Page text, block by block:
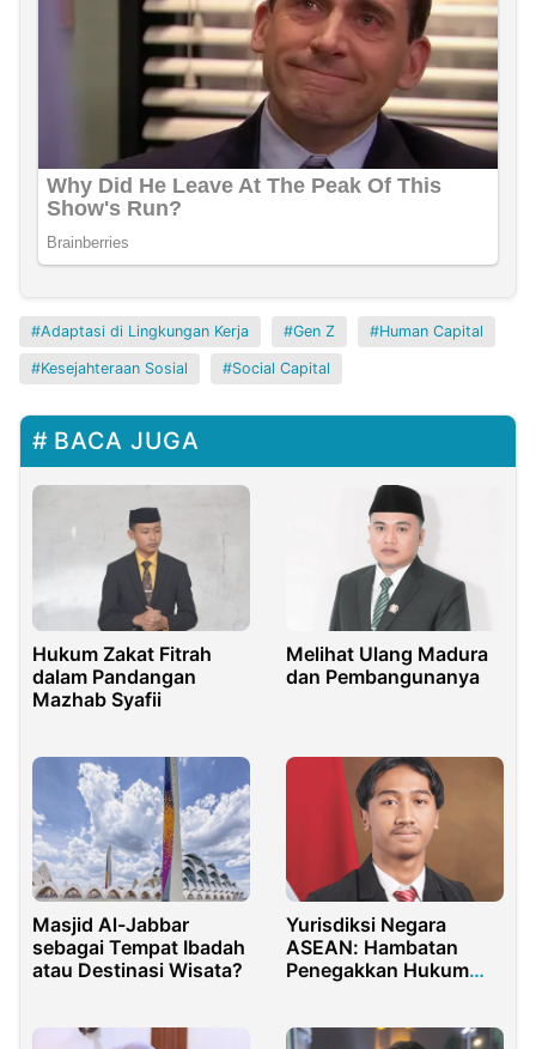
Adaptasi di Lingkungan Kerja Gen Z Human Capital
Kesejahteraan Sosial Social Capital
BACA JUGA
Hukum Zakat Fitrah
dalam Pandangan
Mazhab Syafii
Melihat Ulang Madura
dan Pembangunanya
Masjid Al-Jabbar
sebagai Tempat Ibadah
atau Destinasi Wisata?
Yurisdiksi Negara
ASEAN: Hambatan
Penegakkan Hukum